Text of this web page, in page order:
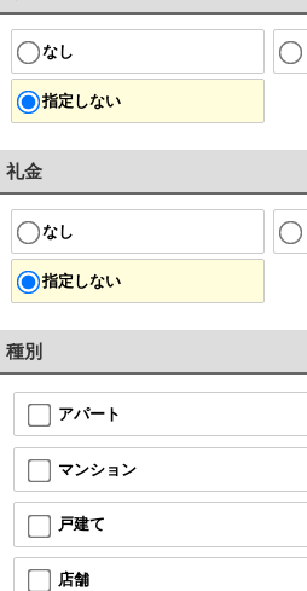
なし
指定しない
礼金
なし
指定しない
種別
アパート
マンション
戸建て
店舗